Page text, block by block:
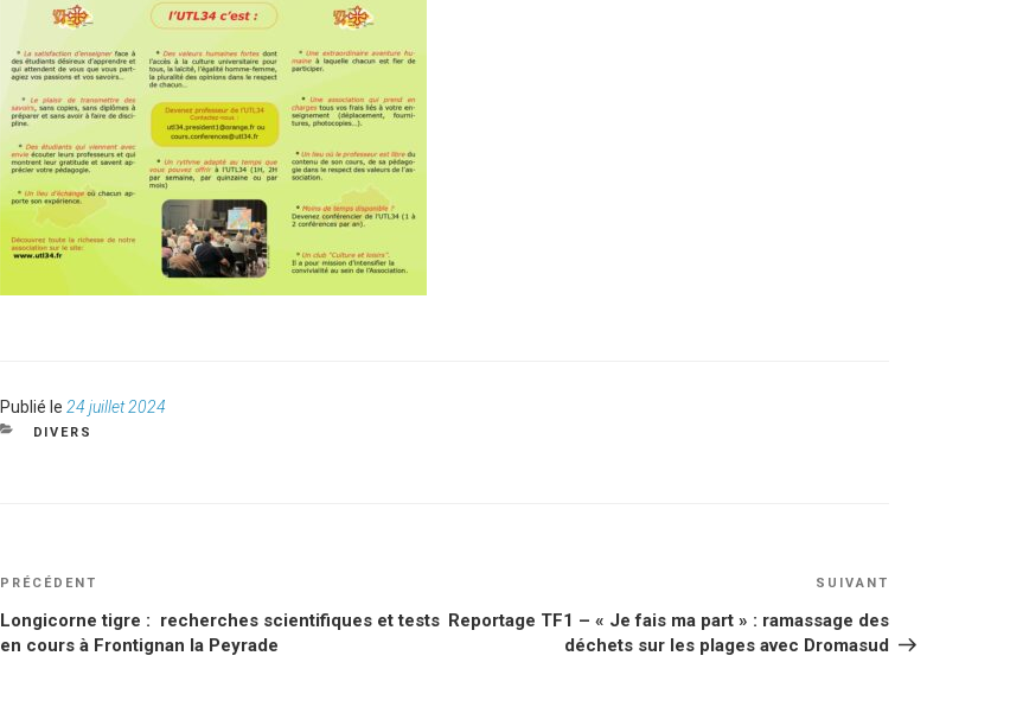
Publié le Publié
le
24 juillet 2024
CATÉGORIES
DIVERS
NAVIGATION
DE
L’ARTICLE
Article
PRÉCÉDENT
Longicorne tigre : recherches scientifiques et tests
en cours à Frontignan la Peyrade
SUIVANT
Reportage TF1 – « Je fais ma part » : ramassage des
déchets sur les plages avec Dromasud